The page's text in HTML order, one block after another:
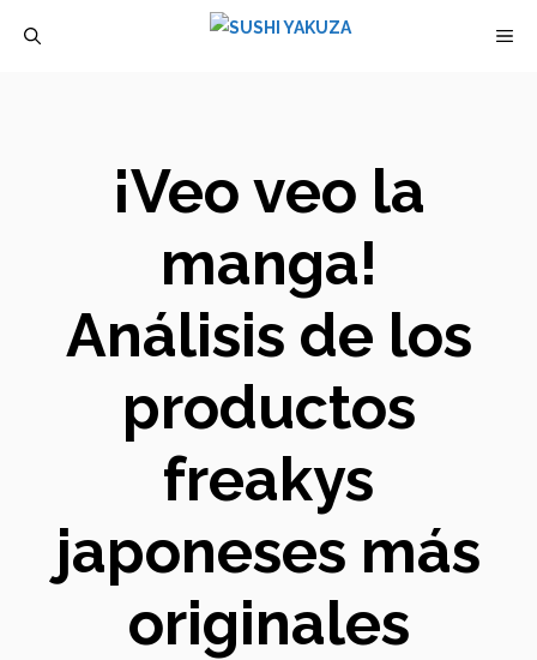
¡Veo veo la
manga!
Análisis de los
productos
freakys
japoneses más
originales